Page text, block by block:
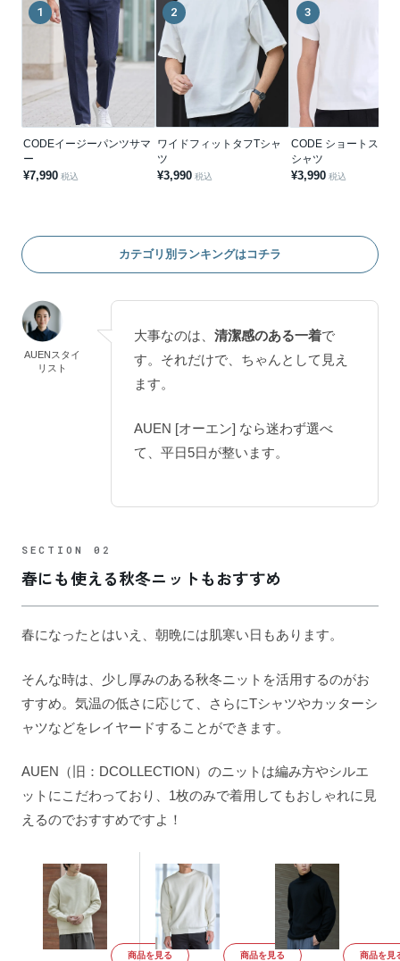
1
CODEイージーパンツサマ
ー
¥7,990 税込
2
ワイドフィットタフTシャ
ツ
¥3,990 税込
3
CODE ショートスリ
シャツ
¥3,990 税込
カテゴリ別ランキングはコチラ
AUENスタイ
リスト
大事なのは、清潔感のある一着で
す。それだけで、ちゃんとして見え
ます。
AUEN [オーエン] なら迷わず選べ
て、平日5日が整います。
春にも使える秋冬ニットもおすすめ
春になったとはいえ、朝晩には肌寒い日もあります。
そんな時は、少し厚みのある秋冬ニットを活用するのがお
すすめ。気温の低さに応じて、さらにTシャツやカッターシ
ャツなどをレイヤードすることができます。
AUEN（旧：DCOLLECTION）のニットは編み方やシルエ
ットにこだわっており、1枚のみで着用してもおしゃれに見
えるのでおすすめですよ！
商品を見る 商品を見る 商品を見